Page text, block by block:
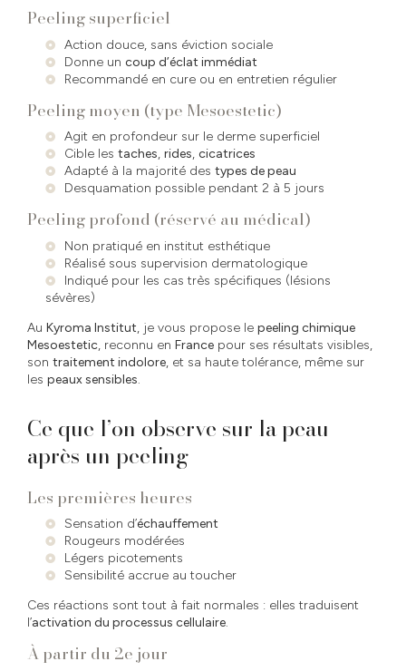
Peeling superficiel
Action douce, sans éviction sociale
Donne un coup d’éclat immédiat
Recommandé en cure ou en entretien régulier
Peeling moyen (type Mesoestetic)
Agit en profondeur sur le derme superficiel
Cible les taches, rides, cicatrices
Adapté à la majorité des types de peau
Desquamation possible pendant 2 à 5 jours
Peeling profond (réservé au médical)
Non pratiqué en institut esthétique
Réalisé sous supervision dermatologique
Indiqué pour les cas très spécifiques (lésions
sévères)
Au Kyroma Institut, je vous propose le peeling chimique
Mesoestetic, reconnu en France pour ses résultats visibles,
son traitement indolore, et sa haute tolérance, même sur
les peaux sensibles.
Ce que l’on observe sur la peau
après un peeling
Les premières heures
Sensation d’échauffement
Rougeurs modérées
Légers picotements
Sensibilité accrue au toucher
Ces réactions sont tout à fait normales : elles traduisent
l’activation du processus cellulaire.
À partir du 2e jour